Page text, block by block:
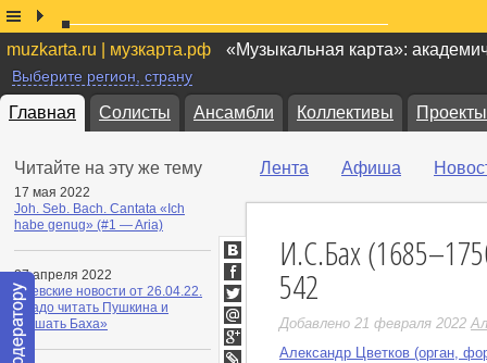
muzkarta.ru | музкарта.рф «Музыкальная карта»:
Выберите регион, страну
Главная Солисты Ансамбли Коллективы Проекты
Читайте на эту же тему
17 мая 2022
Joh. Seb. Bach. Cantata «Ich
habe genug» (#1 — Aria)
27 апреля 2022
Ржевские новости от 26.04.22.
«Надо читать Пушкина и
слушать Баха»
Лента Афиша
И.С.Бах
542
Добавлено 21 февраля 2022
Александр Цветков (орган,
ВКонтакте
Facebook
Twitter
Мой
Мир
Google+